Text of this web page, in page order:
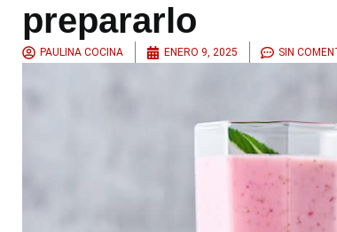
prepararlo
PAULINA COCINA ENERO 9, 2025 SIN